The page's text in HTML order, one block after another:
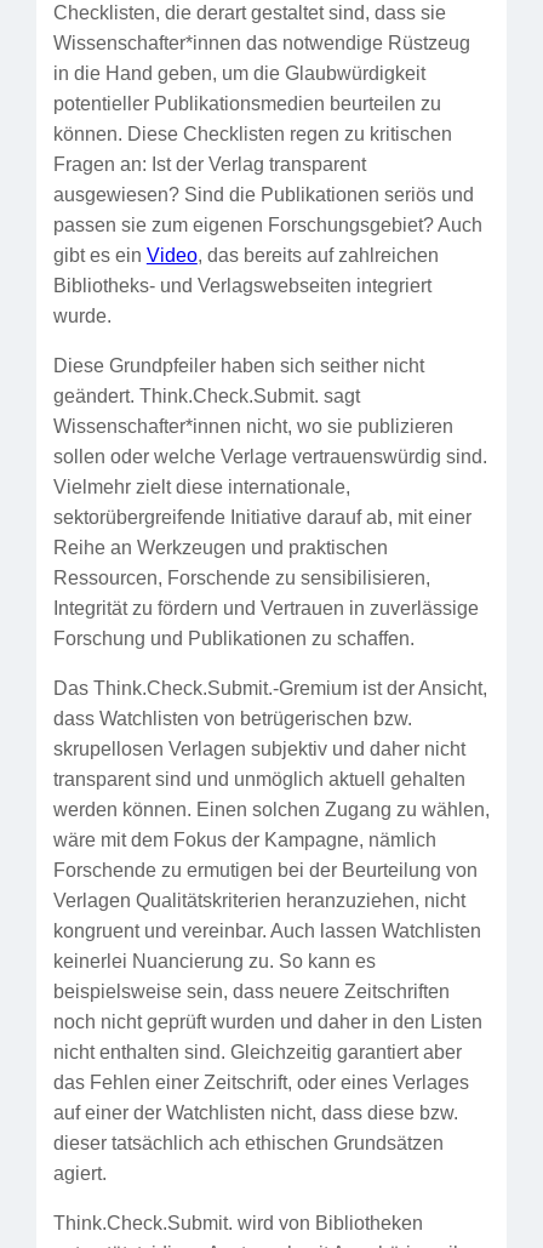
Checklisten, die derart gestaltet sind, dass sie
Wissenschafter*innen das notwendige Rüstzeug
in die Hand geben, um die Glaubwürdigkeit
potentieller Publikationsmedien beurteilen zu
können. Diese Checklisten regen zu kritischen
Fragen an: Ist der Verlag transparent
ausgewiesen? Sind die Publikationen seriös und
passen sie zum eigenen Forschungsgebiet? Auch
gibt es ein Video, das bereits auf zahlreichen
Bibliotheks- und Verlagswebseiten integriert
wurde.
Diese Grundpfeiler haben sich seither nicht
geändert. Think.Check.Submit. sagt
Wissenschafter*innen nicht, wo sie publizieren
sollen oder welche Verlage vertrauenswürdig sind.
Vielmehr zielt diese internationale,
sektorübergreifende Initiative darauf ab, mit einer
Reihe an Werkzeugen und praktischen
Ressourcen, Forschende zu sensibilisieren,
Integrität zu fördern und Vertrauen in zuverlässige
Forschung und Publikationen zu schaffen.
Das Think.Check.Submit.-Gremium ist der Ansicht,
dass Watchlisten von betrügerischen bzw.
skrupellosen Verlagen subjektiv und daher nicht
transparent sind und unmöglich aktuell gehalten
werden können. Einen solchen Zugang zu wählen,
wäre mit dem Fokus der Kampagne, nämlich
Forschende zu ermutigen bei der Beurteilung von
Verlagen Qualitätskriterien heranzuziehen, nicht
kongruent und vereinbar. Auch lassen Watchlisten
keinerlei Nuancierung zu. So kann es
beispielsweise sein, dass neuere Zeitschriften
noch nicht geprüft wurden und daher in den Listen
nicht enthalten sind. Gleichzeitig garantiert aber
das Fehlen einer Zeitschrift, oder eines Verlages
auf einer der Watchlisten nicht, dass diese bzw.
dieser tatsächlich ach ethischen Grundsätzen
agiert.
Think.Check.Submit. wird von Bibliotheken